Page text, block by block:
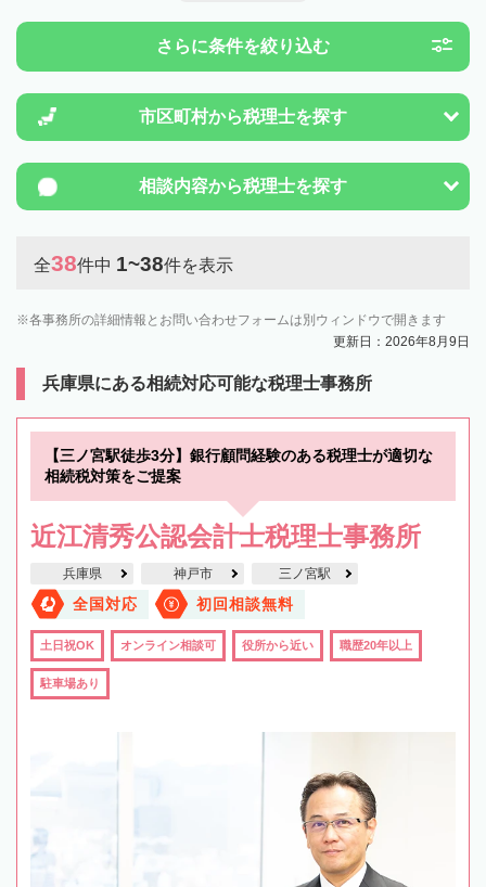
さらに条件を絞り込む
市区町村から税理士を探す
相談内容から税理士を探す
全38件中 1~38件を表示
各事務所の詳細情報とお問い合わせフォームは別ウィンドウで開きます
更新日：2026年8月9日
兵庫県にある相続対応可能な税理士事務所
【三ノ宮駅徒歩3分】銀行顧問経験のある税理士が適切な
相続税対策をご提案
近江清秀公認会計士税理士事務所
兵庫県 神戸市 三ノ宮駅
全国対応 初回相談無料
土日祝OK オンライン相談可 役所から近い 職歴20年以上
駐車場あり